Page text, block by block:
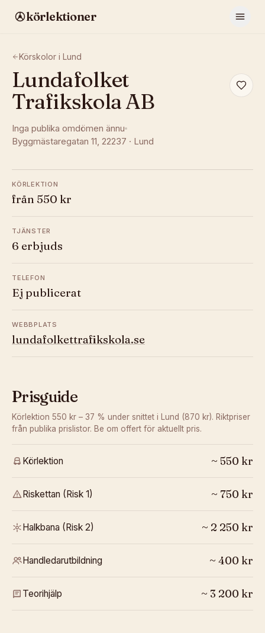
körlektioner
Körskolor i Lund
Lundafolket
Trafikskola AB
Inga publika omdömen ännu
Byggmästaregatan 11, 22237 · Lund
KÖRLEKTION
från 550 kr
TJÄNSTER
6 erbjuds
TELEFON
Ej publicerat
WEBBPLATS
lundafolkettrafikskola.se
Prisguide
Körlektion 550 kr – 37 % under snittet i Lund (870 kr). Riktpriser
från publika prislistor. Be om offert för aktuellt pris.
Körlektion ~ 550 kr
Riskettan (Risk 1) ~ 750 kr
Halkbana (Risk 2) ~ 2 250 kr
Handledarutbildning ~ 400 kr
Teorihjälp ~ 3 200 kr